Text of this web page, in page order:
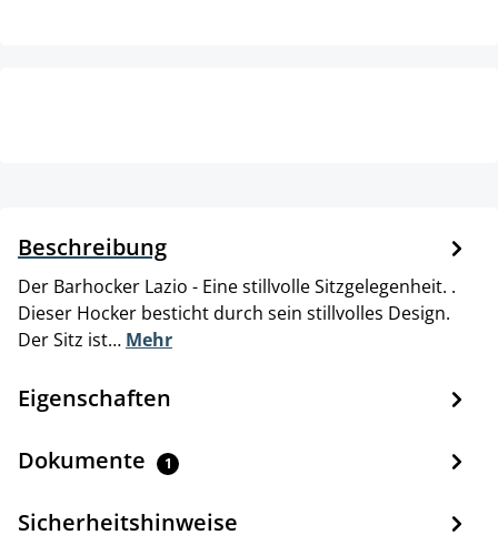
Beschreibung
Der Barhocker Lazio - Eine stillvolle Sitzgelegenheit. .
Dieser Hocker besticht durch sein stillvolles Design.
Der Sitz ist… Mehr
Eigenschaften
Dokumente 1
Sicherheitshinweise